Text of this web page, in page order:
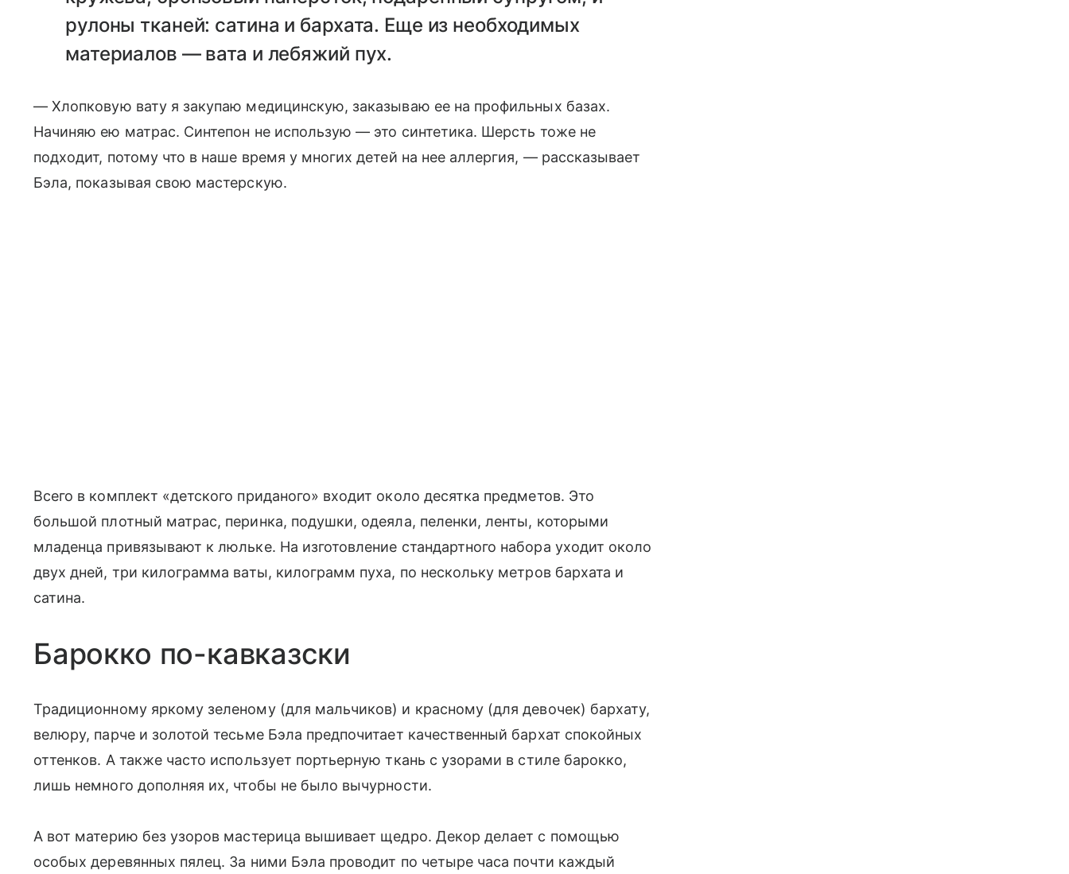
рулоны тканей: сатина и бархата. Еще из необходимых
материалов — вата и лебяжий пух.
— Хлопковую вату я закупаю медицинскую, заказываю ее на профильных базах.
Начиняю ею матрас. Синтепон не использую — это синтетика. Шерсть тоже не
подходит, потому что в наше время у многих детей на нее аллергия, — рассказывает
Бэла, показывая свою мастерскую.
Всего в комплект «детского приданого» входит около десятка предметов. Это
большой плотный матрас, перинка, подушки, одеяла, пеленки, ленты, которыми
младенца привязывают к люльке. На изготовление стандартного набора уходит около
двух дней, три килограмма ваты, килограмм пуха, по нескольку метров бархата и
сатина.
Барокко по-кавказски
Традиционному яркому зеленому (для мальчиков) и красному (для девочек) бархату,
велюру, парче и золотой тесьме Бэла предпочитает качественный бархат спокойных
оттенков. А также часто использует портьерную ткань с узорами в стиле барокко,
лишь немного дополняя их, чтобы не было вычурности.
А вот материю без узоров мастерица вышивает щедро. Декор делает с помощью
особых деревянных пялец. За ними Бэла проводит по четыре часа почти каждый